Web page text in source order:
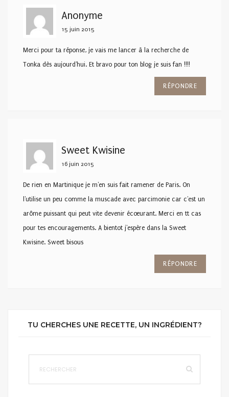
Anonyme
15 juin 2015
Merci pour ta réponse, je vais me lancer à la recherche de
Tonka dès aujourd'hui. Et bravo pour ton blog je suis fan !!!!
RÉPONDRE
Sweet Kwisine
16 juin 2015
De rien en Martinique je m'en suis fait ramener de Paris. On
l'utilise un peu comme la muscade avec parcimonie car c'est un
arôme puissant qui peut vite devenir écœurant. Merci en tt cas
pour tes encouragements. A bientot j'espère dans la Sweet
Kwisine. Sweet bisous
RÉPONDRE
TU CHERCHES UNE RECETTE, UN INGRÉDIENT?